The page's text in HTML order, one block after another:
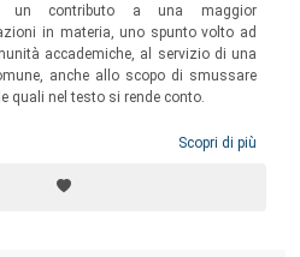
un contributo a una maggior
in materia, uno spunto volto ad
accademiche, al servizio di una
anche allo scopo di smussare
quali nel testo si rende conto.
Scopri di più